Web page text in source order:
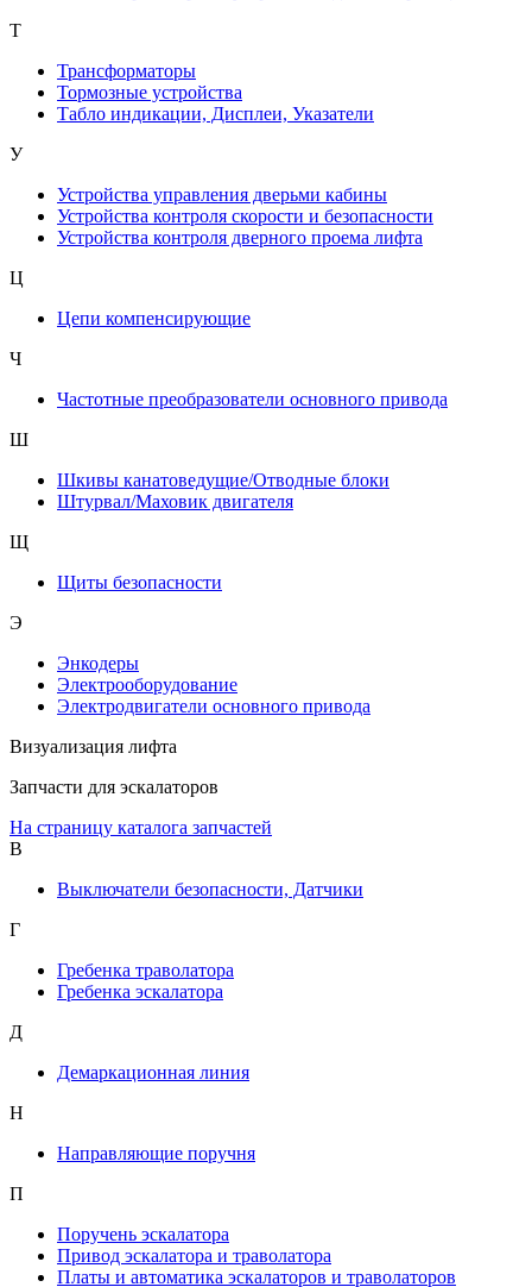
Т
Трансформаторы
Тормозные устройства
Табло индикации, Дисплеи, Указатели
У
Устройства управления дверьми кабины
Устройства контроля скорости и безопасности
Устройства контроля дверного проема лифта
Ц
Цепи компенсирующие
Ч
Частотные преобразователи основного привода
Ш
Шкивы канатоведущие/Отводные блоки
Штурвал/Маховик двигателя
Щ
Щиты безопасности
Э
Энкодеры
Электрооборудование
Электродвигатели основного привода
Визуализация лифта
Запчасти для эскалаторов
На страницу каталога запчастей
В
Выключатели безопасности, Датчики
Г
Гребенка траволатора
Гребенка эскалатора
Д
Демаркационная линия
Н
Направляющие поручня
П
Поручень эскалатора
Привод эскалатора и траволатора
Платы и автоматика эскалаторов и траволаторов